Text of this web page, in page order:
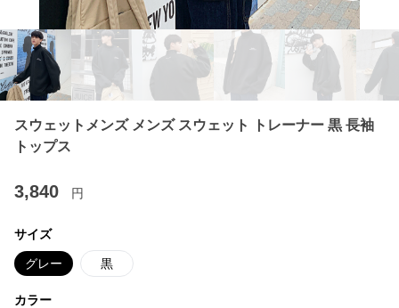
スウェットメンズ メンズ スウェット トレーナー 黒 長袖
トップス
3,840 円
サイズ
グレー 黒
カラー